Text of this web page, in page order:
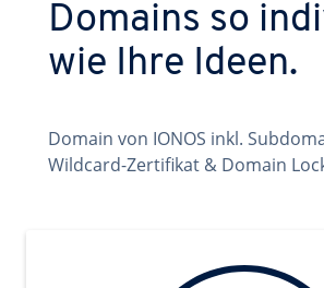
Domains so
wie Ihre Ideen.
Domain von IONOS inkl.
Wildcard-Zertifikat & Domain